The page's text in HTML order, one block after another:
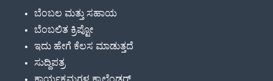
ಬೆಂಬಲ ಮತ್ತು ಸಹಾಯ
ಬೆಂಬಲಿತ ಕ್ರಿಪ್ಟೋ
ಇದು ಹೇಗೆ ಕೆಲಸ ಮಾಡುತ್ತದೆ
ಸುದ್ದಿಪತ್ರ